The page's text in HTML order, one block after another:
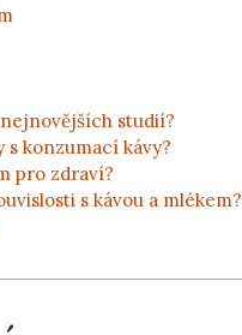
studií?
konzumací kávy?
pro zdraví?
s kávou a mlékem?